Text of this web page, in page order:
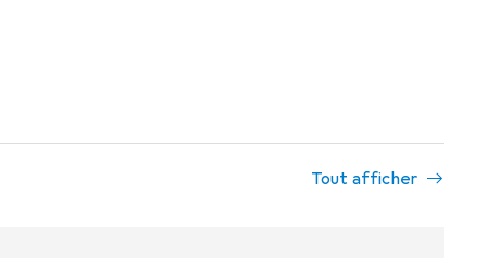
Tout afficher